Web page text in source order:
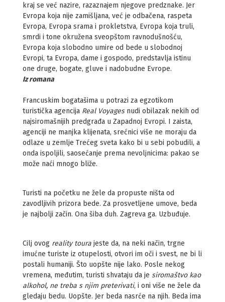
kraj se već nazire, razaznajem njegove predznake. Jer
Evropa koja nije zamišljana, već je odbačena, raspeta
Evropa, Evropa srama i prokletstva, Evropa koja truli,
smrdi i tone okružena sveopštom ravnodušnošću,
Evropa koja slobodno umire od bede u slobodnoj
Evropi, ta Evropa, dame i gospodo, predstavlja istinu
one druge, bogate, gluve i nadobudne Evrope.
Iz romana
Francuskim bogatašima u potrazi za egzotikom
turistička agencija Real Voyagesnudi obilazak nekih od
najsiromašnijih predgrađa u Zapadnoj Evropi. I zaista,
agenciji ne manjka klijenata, srećnici više ne moraju da
odlaze u zemlje Trećeg sveta kako bi u sebi pobudili, a
onda ispoljili, saosećanje prema nevoljnicima: pakao se
može naći mnogo bliže.
Turisti na početku ne žele da propuste ništa od
zavodljivih prizora bede. Za prosvetljene umove, beda
je najbolji začin. Ona šiba duh. Zagreva ga. Uzbuđuje.
Cilj ovog reality toura jeste da, na neki način, trgne
imućne turiste iz otupelosti, otvori im oči i svest, ne bi li
postali humaniji. Što uopšte nije lako. Posle nekog
vremena, međutim, turisti shvataju da je siromaštvo kao
alkohol, ne treba s njim preterivati, i oni više ne žele da
gledaju bedu. Uopšte. Jer beda nasrće na njih. Beda ima